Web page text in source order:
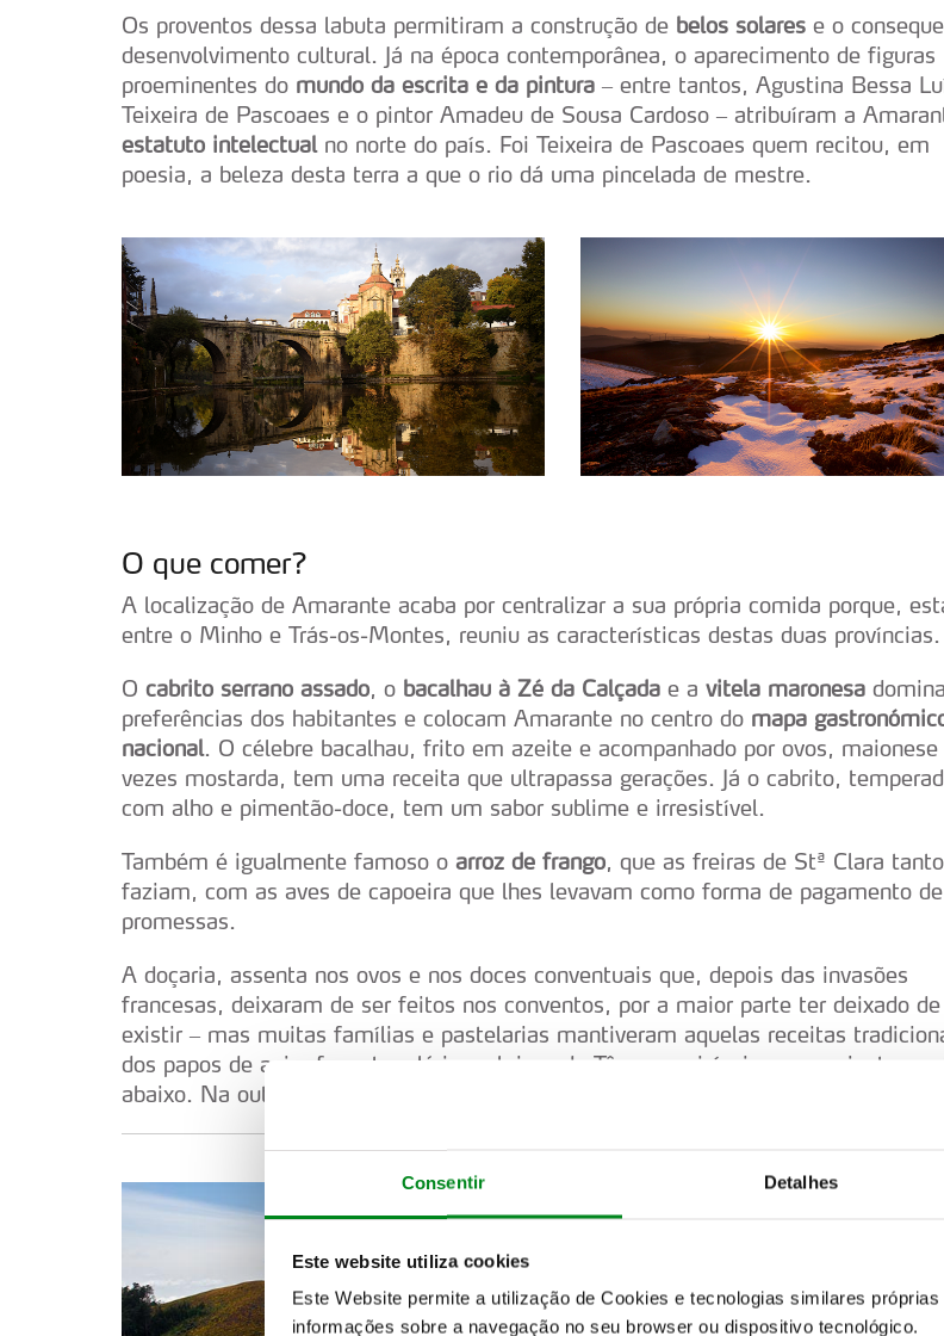
Consentir Detalhes
Este website utiliza cookies
Este Website permite a utilização de Cookies e tecnologias similares
informações sobre a navegação no seu browser ou dispositivo tecnológico.
Os proventos dessa labuta permitiram a construção de belos solares e o
desenvolvimento cultural. Já na época contemporânea, o aparecimento de figuras
proeminentes do mundo da escrita e da pintura – entre tantos, Agustina Bessa
Teixeira de Pascoaes e o pintor Amadeu de Sousa Cardoso – atribuíram a
estatuto intelectualno norte do país. Foi Teixeira de Pascoaes quem recitou, em
poesia, a beleza desta terra a que o rio dá uma pincelada de mestre.
O que comer?
A localização de Amarante acaba por centralizar a sua própria comida porque,
entre o Minho e Trás-os-Montes, reuniu as características destas duas províncias.
O cabrito serrano assado, o bacalhau à Zé da Calçada e a vitela maronesa
preferências dos habitantes e colocam Amarante no centro do mapa
nacional. O célebre bacalhau, frito em azeite e acompanhado por ovos, maionese
vezes mostarda, tem uma receita que ultrapassa gerações. Já o cabrito,
com alho e pimentão-doce, tem um sabor sublime e irresistível.
Também é igualmente famoso o arroz de frango, que as freiras de Stª Clara tanto
faziam, com as aves de capoeira que lhes levavam como forma de pagamento de
promessas.
A doçaria, assenta nos ovos e nos doces conventuais que, depois das invasões
francesas, deixaram de ser feitos nos conventos, por a maior parte ter deixado de
existir – mas muitas famílias e pastelarias mantiveram aquelas receitas
dos papos de anjo, foguetes, lérias e brisas do Tâmega, visíveis, em conjunto, na
abaixo. Na outra, os pingos de tocha.